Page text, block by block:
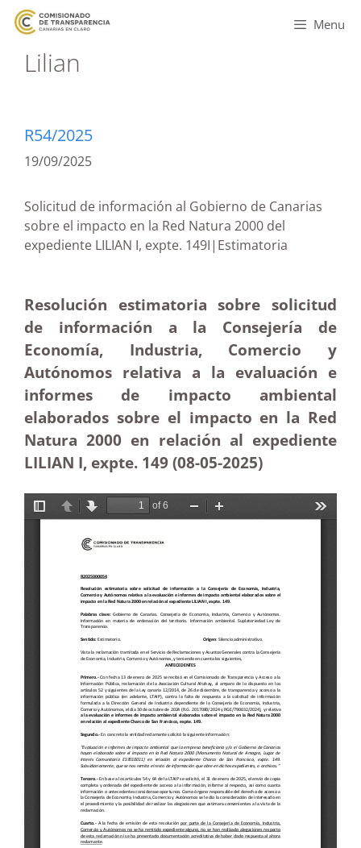
Menu
Lilian
R54/2025
19/09/2025
Solicitud de información al Gobierno de Canarias
sobre el impacto en la Red Natura 2000 del
expediente LILIAN I, expte. 149I|Estimatoria
Resolución estimatoria sobre solicitud
de información a la Consejería de
Economía, Industria, Comercio y
Autónomos relativa a la evaluación e
informes de impacto ambiental
elaborados sobre el impacto en la Red
Natura 2000 en relación al expediente
LILIAN I, expte. 149 (08-05-2025)